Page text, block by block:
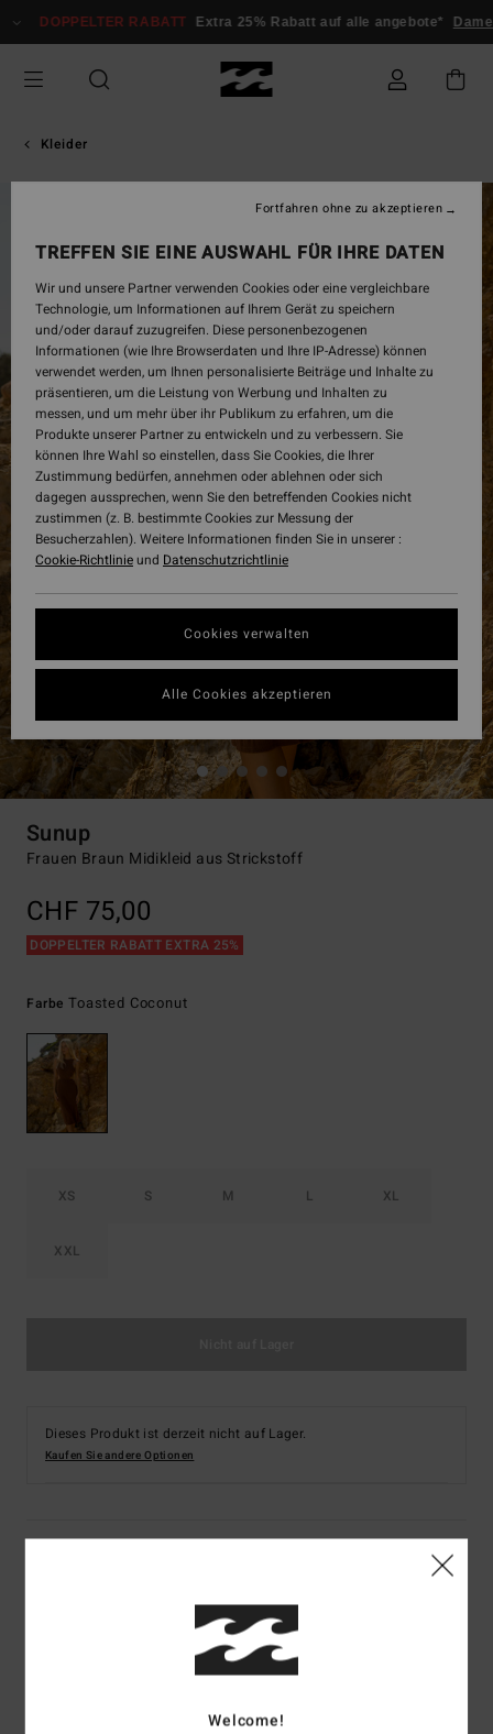
zur
springen
DOPPELTER RABATT Extra 25% Rabatt auf alle angebote* Damen
Kleider
Sunup
Frauen Braun Midikleid aus Strickstoff
CHF 75,00
DOPPELTER RABATT EXTRA 25%
FarbeToasted Coconut
XS S M L XL
XXL
Dieses Produkt ist derzeit nicht auf Lager.
Kaufen Sie andere Optionen
Frauen Braun Midikleid aus Strickstoff
Farbcodecrc0
Welcome!
TREFFEN SIE EINE AUSWAHL FÜR IHRE DATEN
Wir und unsere Partner verwenden Cookies oder eine vergleichbare
Technologie, um Informationen auf Ihrem Gerät zu speichern
und/oder darauf zuzugreifen. Diese personenbezogenen
Informationen (wie Ihre Browserdaten und Ihre IP-Adresse) können
verwendet werden, um Ihnen personalisierte Beiträge und Inhalte zu
präsentieren, um die Leistung von Werbung und Inhalten zu
messen, und um mehr über ihr Publikum zu erfahren, um die
Produkte unserer Partner zu entwickeln und zu verbessern. Sie
können Ihre Wahl so einstellen, dass Sie Cookies, die Ihrer
Zustimmung bedürfen, annehmen oder ablehnen oder sich
dagegen aussprechen, wenn Sie den betreffenden Cookies nicht
zustimmen (z. B. bestimmte Cookies zur Messung der
Besucherzahlen). Weitere Informationen finden Sie in unserer :
Cookie-Richtlinieund Datenschutzrichtlinie
Cookies verwalten
Fortfahren ohne zu akzeptieren
Alle Cookies akzeptieren